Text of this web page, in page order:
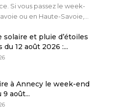
Si vous passez le week-
ou en Haute-Savoie,...
solaire et pluie d’étoiles
du 12 août 2026 :...
à Annecy le week-end
9 août...